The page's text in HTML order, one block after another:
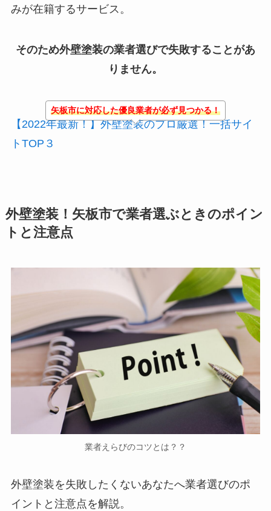
みが在籍するサービス。
そのため外壁塗装の業者選びで失敗することがあ
りません。
矢板市に対応した優良業者が必ず見つかる！
【2022年最新！】外壁塗装のプロ厳選！一括サイ
トTOP３
外壁塗装！矢板市で業者選ぶときのポイン
トと注意点
業者えらびのコツとは？？
外壁塗装を失敗したくないあなたへ業者選びのポ
イントと注意点を解説。